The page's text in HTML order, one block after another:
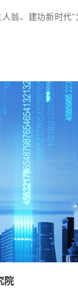
翁、建功新时代
院